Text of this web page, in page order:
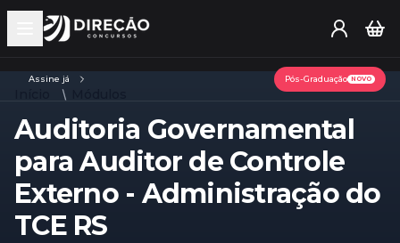
Open main menu
Assine já Pós-Graduação NOVO
Auditoria Governamental
para Auditor de Controle
Externo - Administração do
TCE RS